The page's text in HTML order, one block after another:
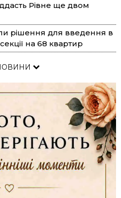
Рівне ще двом
рішення для введення в
на 68 квартир